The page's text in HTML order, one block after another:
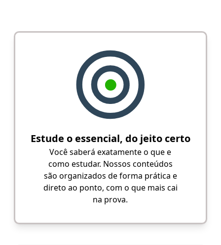
Estude o essencial, do jeito certo
Você saberá exatamente o que e
como estudar. Nossos conteúdos
são organizados de forma prática e
direto ao ponto, com o que mais cai
na prova.